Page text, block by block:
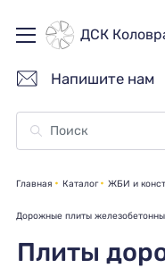
ДСК
Напишите нам
Главная Каталог ЖБИ и
Дорожные плиты
Плиты